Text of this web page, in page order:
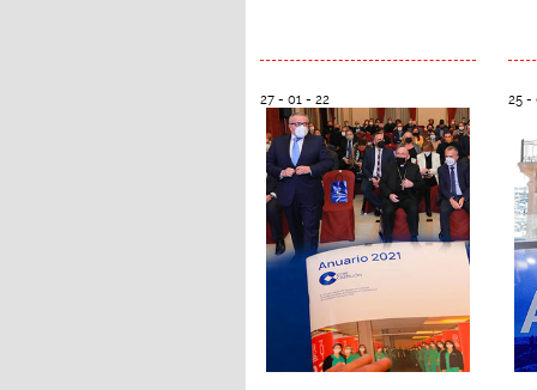
27 - 01 - 22 25 -